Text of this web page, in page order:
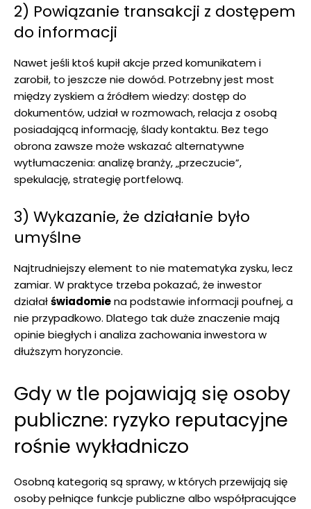
2) Powiązanie transakcji z dostępem
do informacji
Nawet jeśli ktoś kupił akcje przed komunikatem i
zarobił, to jeszcze nie dowód. Potrzebny jest most
między zyskiem a źródłem wiedzy: dostęp do
dokumentów, udział w rozmowach, relacja z osobą
posiadającą informację, ślady kontaktu. Bez tego
obrona zawsze może wskazać alternatywne
wytłumaczenia: analizę branży, „przeczucie”,
spekulację, strategię portfelową.
3) Wykazanie, że działanie było
umyślne
Najtrudniejszy element to nie matematyka zysku, lecz
zamiar. W praktyce trzeba pokazać, że inwestor
działałświadomiena podstawie informacji poufnej, a
nie przypadkowo. Dlatego tak duże znaczenie mają
opinie biegłych i analiza zachowania inwestora w
dłuższym horyzoncie.
Gdy w tle pojawiają się osoby
publiczne: ryzyko reputacyjne
rośnie wykładniczo
Osobną kategorią są sprawy, w których przewijają się
osoby pełniące funkcje publiczne albo współpracujące